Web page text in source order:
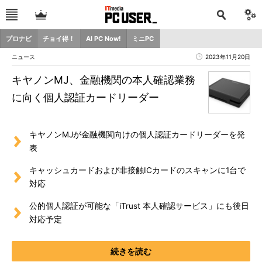
プロナビ チョイ得！ AI PC Now! ミニPC
ニュース 2023年11月20日
キヤノンMJ、金融機関の本人確認業務
に向く個人認証カードリーダー
キヤノンMJが金融機関向けの個人認証カードリーダーを発
表
キャッシュカードおよび非接触ICカードのスキャンに1台で
対応
公的個人認証が可能な「iTrust 本人確認サービス」にも後日
対応予定
続きを読む